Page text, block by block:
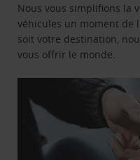
Nous vous simplifions la
véhicules un moment de
soit votre destination,
vous offrir le monde.